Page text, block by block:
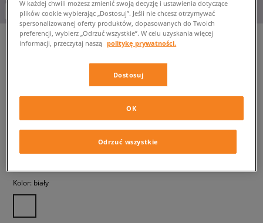
-10% za min. 350 zł kod: LUCK
139,99 zł z VAT
✛ 140 PKT. WSIZEERCLUB
Kolor: biały
W każdej chwili możesz zmienić swoją decyzję i ustawienia dotyczące
plików cookie wybierając „Dostosuj”. Jeśli nie chcesz otrzymywać
spersonalizowanej oferty produktów, dopasowanych do Twoich
preferencji, wybierz „Odrzuć wszystkie”. W celu uzyskania więcej
informacji, przeczytaj naszą politykę prywatności.
Dostosuj
Odrzuć wszystkie
OK